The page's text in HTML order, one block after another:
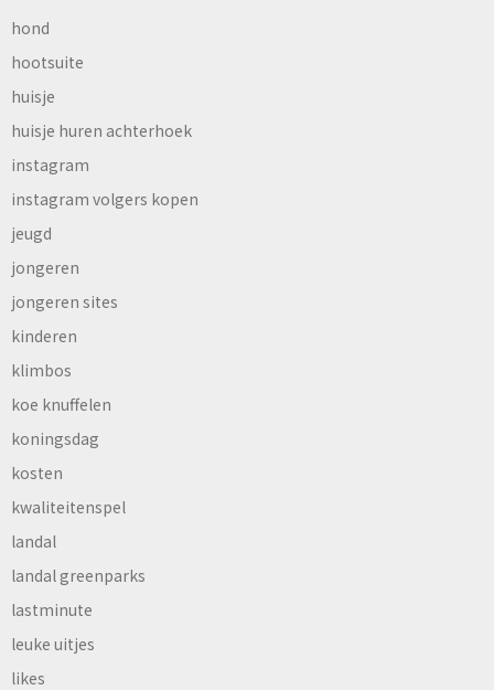
hond
hootsuite
huisje
huisje huren achterhoek
instagram
instagram volgers kopen
jeugd
jongeren
jongeren sites
kinderen
klimbos
koe knuffelen
koningsdag
kosten
kwaliteitenspel
landal
landal greenparks
lastminute
leuke uitjes
likes